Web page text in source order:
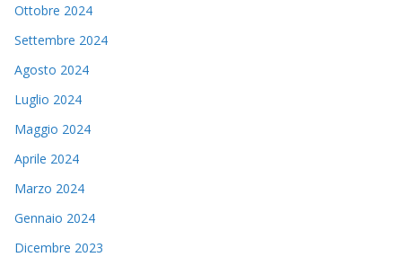
Ottobre 2024
Settembre 2024
Agosto 2024
Luglio 2024
Maggio 2024
Aprile 2024
Marzo 2024
Gennaio 2024
Dicembre 2023